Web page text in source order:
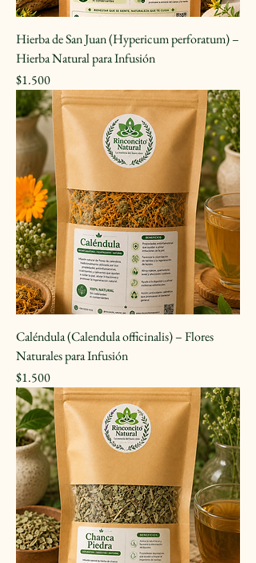
Hierba de San Juan (Hypericum perforatum) –
Hierba Natural para Infusión
Precio
$1.500
Caléndula (Calendula officinalis) – Flores
Naturales para Infusión
Precio
$1.500